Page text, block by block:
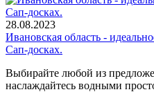
28.08.2023
Ивановская область -
Сап-досках.
Выбирайте любой из
наслаждайтесь водными